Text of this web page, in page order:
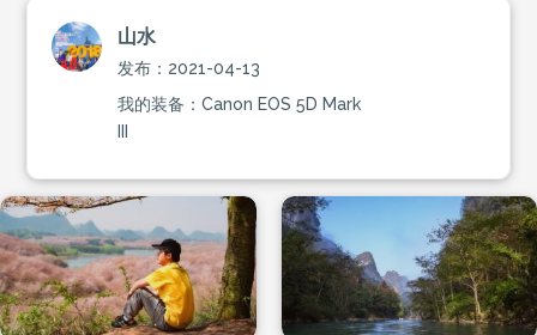
山水
发布：2021-04-13
我的装备：Canon EOS 5D Mark